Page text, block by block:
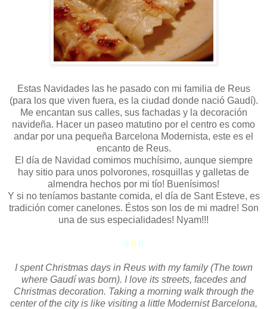
Estas Navidades las he pasado con mi familia de Reus
(para los que viven fuera, es la ciudad donde nació Gaudí).
Me encantan sus calles, sus fachadas y la decoración
navideña. Hacer un paseo matutino por el centro es como
andar por una pequeña Barcelona Modernista, este es el
encanto de Reus.
El día de Navidad comimos muchísimo, aunque siempre
hay sitio para unos polvorones, rosquillas y galletas de
almendra hechos por mi tío! Buenísimos!
Y si no teníamos bastante comida, el día de Sant Esteve, es
tradición comer canelones. Éstos son los de mi madre! Son
una de sus especialidades! Nyam!!!
0 0 0
I spent Christmas days in Reus with my family (The town
where Gaudí was born). I love its streets, facedes and
Christmas decoration. Taking a morning walk through the
center of the city is like visiting a little Modernist Barcelona,